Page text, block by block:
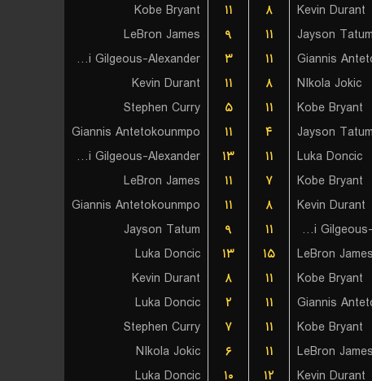
Kobe Bryant
۱۱ ۸ Kevin Durant
LeBron James
۹ ۱۱ Jayson Tatum
Shai Gilgeous-Alexander
۳ ۱۱ Giannis
Kevin Durant
۱۱ ۸ NIkola Jokic
Stephen Curry
۵ ۱۱ Kobe Bryant
Giannis Antetokounmpo
۱۱ ۴ Jayson Tatum
Shai Gilgeous-Alexander
۱۳ ۱۱ Luka Doncic
LeBron James
۱۱ ۷ Kobe Bryant
Giannis Antetokounmpo
۱۱ ۸ Kevin Durant
Jayson Tatum
۹ ۱۱ Shai Gilgeous-Alexander
Luka Doncic
۱۳ ۱۵ LeBron James
Kevin Durant
۸ ۱۱ Kobe Bryant
Luka Doncic
۲ ۱۱ Giannis
Stephen Curry
۷ ۱۱ Kobe Bryant
NIkola Jokic
۶ ۱۱ LeBron James
Luka Doncic
۱۰ ۱۲ Kevin Durant